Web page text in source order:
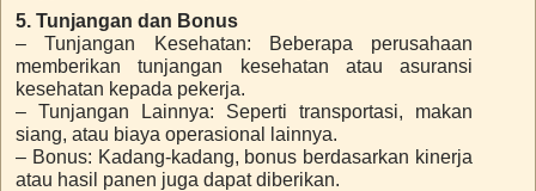
5. Tunjangan dan Bonus
– Tunjangan Kesehatan: Beberapa perusahaan
memberikan tunjangan kesehatan atau asuransi
kesehatan kepada pekerja.
– Tunjangan Lainnya: Seperti transportasi, makan
siang, atau biaya operasional lainnya.
– Bonus: Kadang-kadang, bonus berdasarkan kinerja
atau hasil panen juga dapat diberikan.